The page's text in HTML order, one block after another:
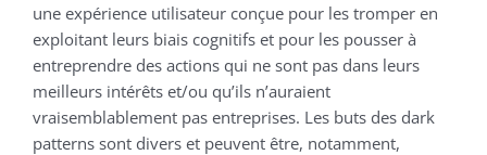
une expérience utilisateur conçue pour les tromper en
exploitant leurs biais cognitifs et pour les pousser à
entreprendre des actions qui ne sont pas dans leurs
meilleurs intérêts et/ou qu’ils n’auraient
vraisemblablement pas entreprises. Les buts des dark
patterns sont divers et peuvent être, notamment,